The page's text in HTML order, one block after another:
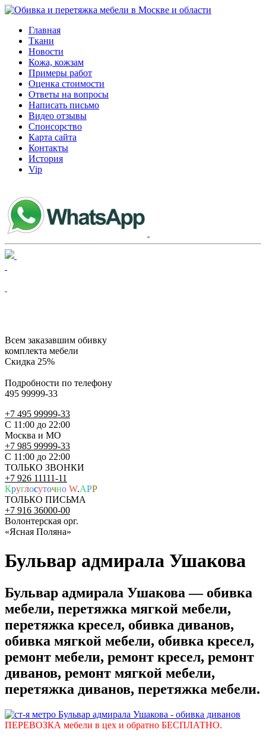
Главная
Ткани
Новости
Кожа, кожзам
Примеры работ
Оценка стоимости
Ответы на вопросы
Написать письмо
Видео отзывы
Спонсорство
Карта сайта
Контакты
История
Vip
Всем заказавшим обивку
комплекта мебели
Скидка 25%
Подробности по телефону
495 99999-33
+7 495 99999-33
С 11:00 до 22:00
Москва и МО
+7 985 99999-33
С 11:00 до 22:00
ТОЛЬКО ЗВОНКИ
+7 926 11111-11
Круглосуточно W.APP
ТОЛЬКО ПИСЬМА
+7 916 36000-00
Волонтерская орг.
«Ясная Поляна»
Бульвар адмирала Ушакова
Бульвар адмирала Ушакова — обивка
мебели, перетяжка мягкой мебели,
перетяжка кресел, обивка диванов,
обивка мягкой мебели, обивка кресел,
ремонт мебели, ремонт кресел, ремонт
диванов, ремонт мягкой мебели,
перетяжка диванов, перетяжка мебели.
ПЕРЕВОЗКА мебели в цех и обратно БЕСПЛАТНО.